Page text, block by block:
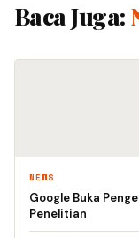
Baca Juga:
NEWS
Google Buka
Penelitian